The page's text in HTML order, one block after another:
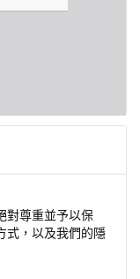
對尊重並予以保
式，以及我們的隱